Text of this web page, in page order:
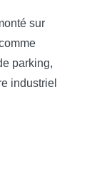
sur
parking,
industriel